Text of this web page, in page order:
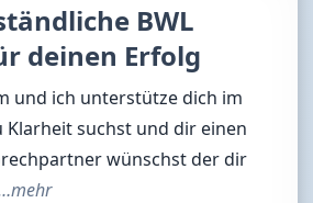
BWL
deinen Erfolg
und ich unterstütze dich im
Klarheit suchst und dir einen
wünschst der dir